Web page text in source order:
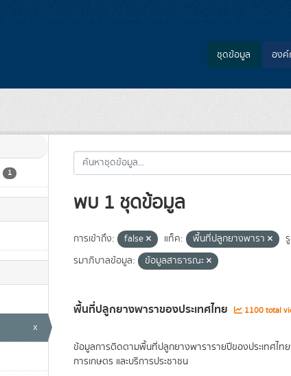
ชุดข้อมูล องค์
1
x
พบ 1 ชุดข้อมูล
การเข้าถึง: false แท็ค: พื้นที่ปลูกยางพารา
รมาภิบาลข้อมูล:
ข้อมูลสาธารณะ
พื้นที่ปลูกยางพาราของประเทศไทย 1100 total
ข้อมูลการติดตามพื้นที่ปลูกยางพารารายปีของประเทศไท
การเกษตร และบริการประชาชน